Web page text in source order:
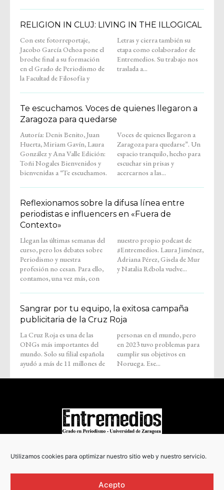
Utilizamos cookies para optimizar nuestro sitio web y nuestro servicio.
Acepto
RELIGION IN CLUJ: LIVING IN THE ILLOGICAL
Con este fotorreportaje,
Jacobo García Ochoa pone el
broche final a su formación
en el Grado de Periodismo de
la Facultad de Filosofía y
Letras y cierra también su
etapa como colaborador de
Entremedios. Su trabajo nos
traslada a...
Te escuchamos. Voces de quienes llegaron a
Zaragoza para quedarse
Autoría: Denis Benito, Juan
Huerta, Miriam Gavín, Laura
González y Ana Valle Edición:
Toñi Nogales Bienvenidos y
bienvenidas a “Te escuchamos.
Voces de quienes llegaron a
Zaragoza para quedarse”. Un
espacio tranquilo, hecho para
escuchar sin prisas y
acercarnos a las...
Reflexionamos sobre la difusa línea entre
periodistas e influencers en «Fuera de
Contexto»
Llegan las últimas semanas del
curso, pero los debates sobre
Periodismo y nuestra
profesión no cesan. Para ello,
contamos, una vez más, con
nuestro propio podcast de
#Entremedios. Laura Jiménez,
Adriana Pérez, Gisela de Mur
y Natalia Rébola vuelve...
Sangrar por tu equipo, la exitosa campaña
publicitaria de la Cruz Roja
La Cruz Roja es una de las
ONGs más importantes del
mundo. Solo su filial española
ayudó a más de 11 millones de
personas en el mundo, pero
en 2023 tuvo problemas para
cumplir sus objetivos en
Noruega. Ese...